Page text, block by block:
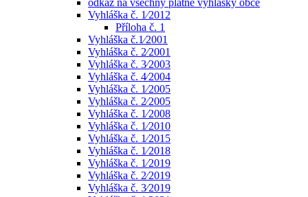
Vyhláška č. 1⁄2012
Příloha č. 1
Vyhláška č.1⁄2001
Vyhláška č. 2⁄2001
Vyhláška č. 3⁄2003
Vyhláška č. 4⁄2004
Vyhláška č. 1⁄2005
Vyhláška č. 2⁄2005
Vyhláška č. 1⁄2008
Vyhláška č. 1⁄2010
Vyhláška č. 1⁄2015
Vyhláška č. 1⁄2018
Vyhláška č. 1⁄2019
Vyhláška č. 2⁄2019
Vyhláška č. 3⁄2019